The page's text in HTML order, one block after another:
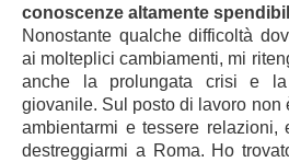
conoscenze altamente
Nonostante qualche difficoltà
ai molteplici cambiamenti, mi
anche la prolungata crisi e la
giovanile. Sul posto di lavoro non
ambientarmi e tessere relazioni,
destreggiarmi a Roma. Ho